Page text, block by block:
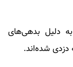
دلیل بدهی‌های
دزدی شده‌اند.